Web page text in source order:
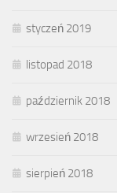
styczeń 2019
listopad 2018
październik 2018
wrzesień 2018
sierpień 2018